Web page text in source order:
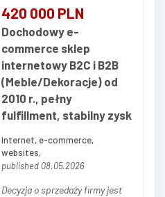
budynków łączna wynosi
600m2, Na budynki składają się
dwa magazyny, jeden z nich
połączony jest z częścią
socjalno-biurową, która może...
420 000 PLN
Dochodowy e-
commerce sklep
internetowy B2C i B2B
(Meble/Dekoracje) od
2010 r., pełny
fulfillment, stabilny zysk
Internet, e-commerce,
websites,
published 08.05.2026
Decyzja o sprzedaży firmy jest